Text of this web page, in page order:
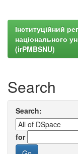
Інституційний
національного
(irPMBSNU)
Search
Search:
for